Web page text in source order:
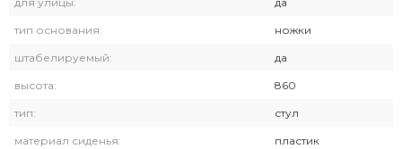
тип основания: ножки
штабелируемый: да
высота: 860
тип: стул
материал сиденья: пластик